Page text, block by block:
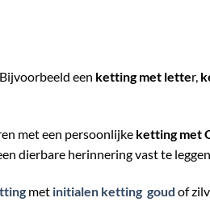
een ketting met letter,
met een persoonlijke ketting met
dierbare herinnering vast te
met initialen ketting goud of